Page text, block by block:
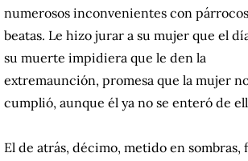
numerosos inconvenientes con
beatas. Le hizo jurar a su mujer que el
su muerte impidiera que le den la
extremaunción, promesa que la mujer
cumplió, aunque él ya no se enteró de
El de atrás, décimo, metido en sombras,